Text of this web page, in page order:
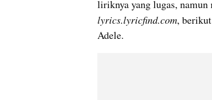
lyrics.lyricfind.com,
Adele.